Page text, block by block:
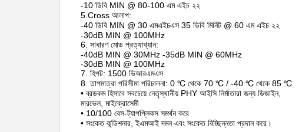
-10 ডিবি MIN @ 80-100 এম এইচ ২২
5.Cross আলাপ:
-40 ডিবি MIN @ 30 এমএইচএস 35 ডিবি মিনিট @ 60 এম এইচ ২২
-30dB MIN @ 100MHz
6. সাধারণ মোড প্রত্যাখ্যান:
-40dB MIN @ 30MHz -35dB MIN @ 60MHz
-30dB MIN @ 100MHz
7. হিপট: 1500 ভিআরএমএস
8. তাপমাত্রা পরিসীমা পরিচালনা: 0 ℃ থেকে 70 ℃ / -40 ℃ থেকে 85 ℃
• ব্রডকম হিসাবে সবচেয়ে নেতৃস্থানীয় PHY আইসি নির্মাতারা জন্য ডিজাইন,
মারভেল, মাইক্রোসেমী
• 10/100 বেস-ট্যাপপ্লিকস সমর্থন করে
• সংকেত কন্ডিশনার, ইএমআই দমন এবং সংকেত বিচ্ছিন্নতা প্রদান করে।